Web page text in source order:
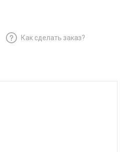
Как сделать заказ?